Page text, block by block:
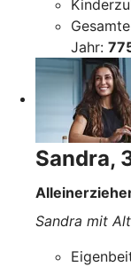
Jahr:
Sandra,
Sandra mit